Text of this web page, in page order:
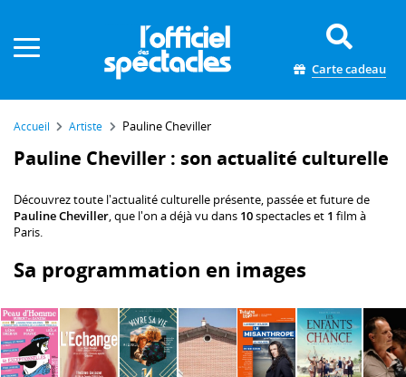
Carte cadeau
Accueil Artiste Pauline Cheviller
Pauline Cheviller : son actualité culturelle
Découvrez toute l'actualité culturelle présente, passée et future de
Pauline Cheviller, que l'on a déjà vu dans 10spectacles et 1 film à
Paris.
Sa programmation en images